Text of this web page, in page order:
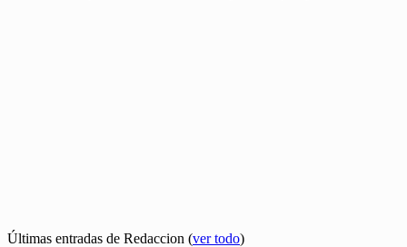
Últimas entradas de Redaccion (ver todo)